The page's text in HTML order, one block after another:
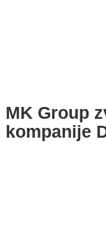
MK Group
kompanije